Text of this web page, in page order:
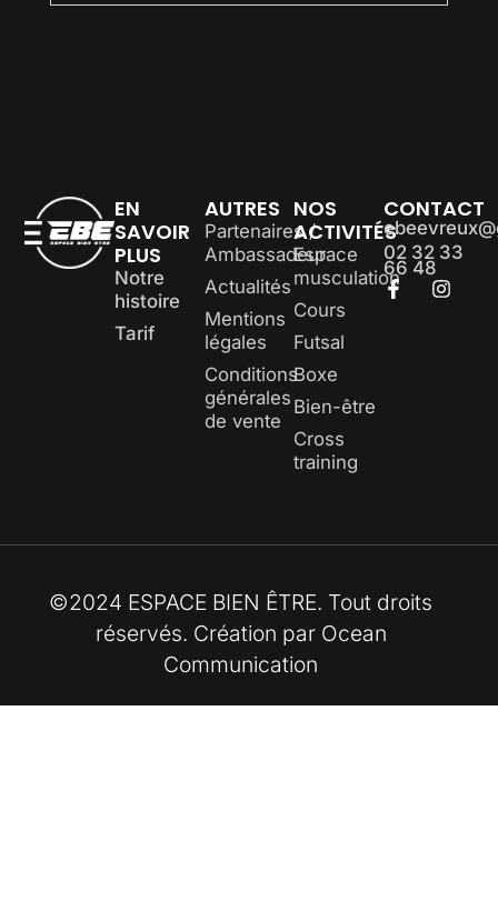
EN
SAVOIR
PLUS
Notre
histoire
Tarif
AUTRES
Partenaires /
Ambassadeur
Actualités
Mentions
légales
Conditions
générales
de vente
NOS
ACTIVITÉS
Espace
musculation
Cours
Futsal
Boxe
Bien-être
Cross
training
CONTACT
02 32 33
66 48
©2024 ESPACE BIEN ÊTRE. Tout droits
réservés. Création par Ocean
Communication